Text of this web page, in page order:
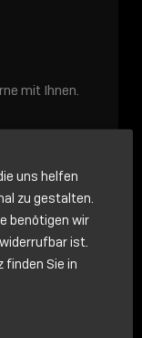
mit Ihnen.
uns gerne eine
uns helfen
zu gestalten.
benötigen wir
ist.
Sie in